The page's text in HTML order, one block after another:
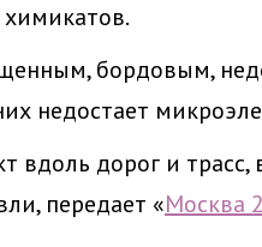
бордовым,
недостает
вдоль дорог и
передает «Москва